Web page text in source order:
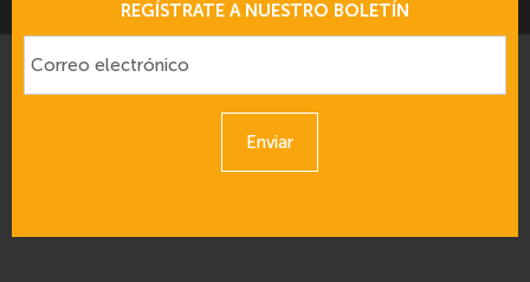
REGÍSTRATE A NUESTRO BOLETÍN
Enviar